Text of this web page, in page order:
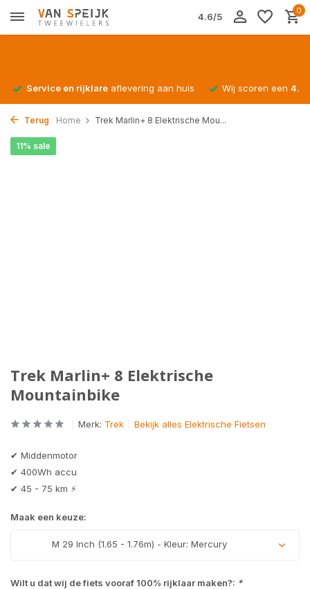
4.6/5
0
Service en rijklare aflevering aan huis Wij scoren een
Terug Home Trek Marlin+ 8 Elektrische Mou...
Trek Marlin+ 8 Elektrische
Mountainbike
11% sale
Merk: Trek Bekijk alles Elektrische Fietsen
✔ Middenmotor
✔ 400Wh accu
✔ 45 - 75 km ⚡
Maak een keuze:
M 29 Inch (1.65 - 1.76m) - Kleur: Mercury
Uitverkocht
Wilt u dat wij de fiets vooraf 100% rijklaar maken?: *